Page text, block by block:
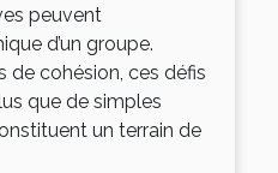
peuvent
d’un groupe.
de cohésion, ces défis
que de simples
un terrain de